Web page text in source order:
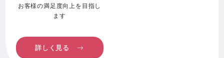
お客様の満足度向上を目指し
ます
詳しく見る